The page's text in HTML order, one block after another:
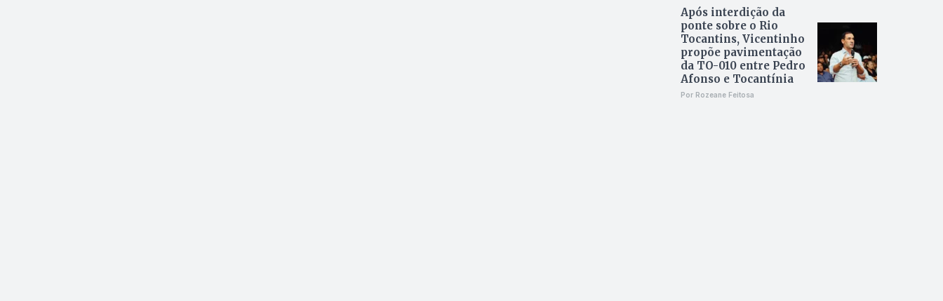
Após interdição da
ponte sobre o Rio
Tocantins, Vicentinho
propõe pavimentação
da TO-010 entre Pedro
Afonso e Tocantínia
Por Rozeane Feitosa